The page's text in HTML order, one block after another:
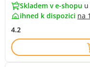
Skladem v e-shopu
ihned k dispozici na
4.2